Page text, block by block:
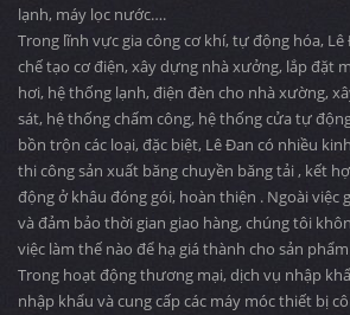
lạnh, máy lọc nước….
Trong lĩnh vực gia công cơ khí, tự động hóa,
chế tạo cơ điện, xây dựng nhà xưởng, lắp đặt
hơi, hệ thống lạnh, điện đèn cho nhà xường,
sát, hệ thống chấm công, hệ thống cửa tự
bồn trộn các loại, đặc biệt, Lê Đan có nhiều
thi công sản xuất băng chuyền băng tải , kết
động ở khâu đóng gói, hoàn thiện . Ngoài việc
và đảm bảo thời gian giao hàng, chúng tôi
việc làm thế nào để hạ giá thành cho sản
Trong hoạt động thương mại, dịch vụ nhập
nhập khẩu và cung cấp các máy móc thiết bị